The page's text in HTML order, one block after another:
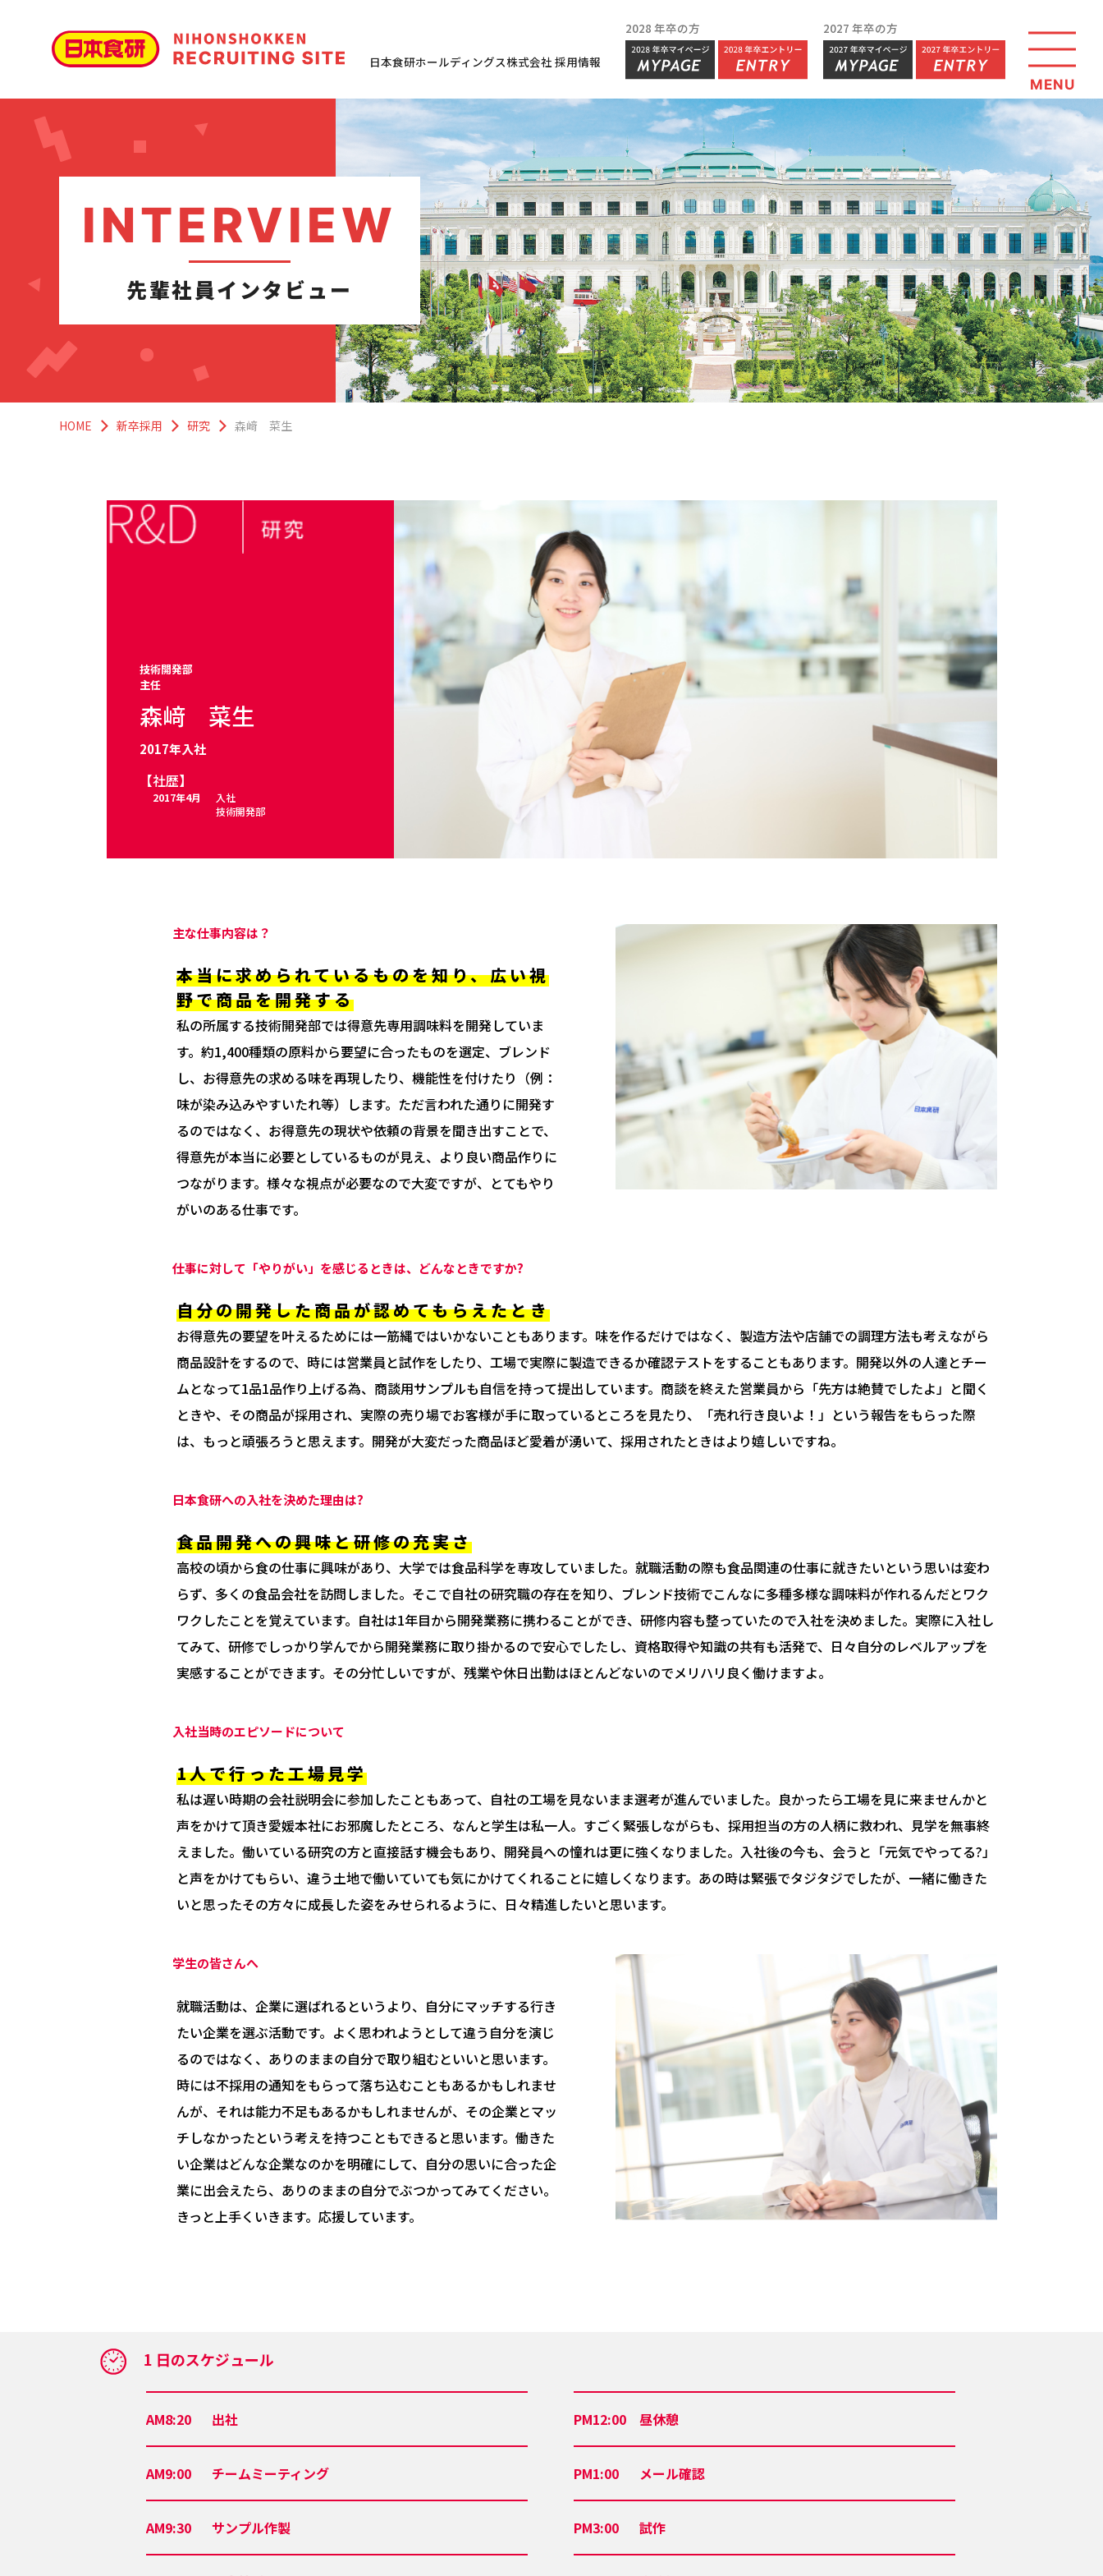
日本食研ホールディングス株式会社 採用情報
2028 年卒の方 2027 年卒の方
INTERVIEW
先輩社員インタビュー
HOME 新卒採用 研究 森﨑 菜生
技術開発部
主任
森﨑 菜生
2017年入社
【社歴】
2017年4月
入社
技術開発部
主な仕事内容は？
本当に求められているものを知り、広い視
野で商品を開発する
私の所属する技術開発部では得意先専用調味料を開発していま
す。約1,400種類の原料から要望に合ったものを選定、ブレンド
し、お得意先の求める味を再現したり、機能性を付けたり（例：
味が染み込みやすいたれ等）します。ただ言われた通りに開発す
るのではなく、お得意先の現状や依頼の背景を聞き出すことで、
得意先が本当に必要としているものが見え、より良い商品作りに
つながります。様々な視点が必要なので大変ですが、とてもやり
がいのある仕事です。
仕事に対して「やりがい」を感じるときは、どんなときですか?
自分の開発した商品が認めてもらえたとき
お得意先の要望を叶えるためには一筋縄ではいかないこともあります。味を作るだけではなく、製造方法や店舗での調理方法も考えながら
商品設計をするので、時には営業員と試作をしたり、工場で実際に製造できるか確認テストをすることもあります。開発以外の人達とチー
ムとなって1品1品作り上げる為、商談用サンプルも自信を持って提出しています。商談を終えた営業員から「先方は絶賛でしたよ」と聞く
ときや、その商品が採用され、実際の売り場でお客様が手に取っているところを見たり、「売れ行き良いよ！」という報告をもらった際
は、もっと頑張ろうと思えます。開発が大変だった商品ほど愛着が湧いて、採用されたときはより嬉しいですね。
日本食研への入社を決めた理由は?
食品開発への興味と研修の充実さ
高校の頃から食の仕事に興味があり、大学では食品科学を専攻していました。就職活動の際も食品関連の仕事に就きたいという思いは変わ
らず、多くの食品会社を訪問しました。そこで自社の研究職の存在を知り、ブレンド技術でこんなに多種多様な調味料が作れるんだとワク
ワクしたことを覚えています。自社は1年目から開発業務に携わることができ、研修内容も整っていたので入社を決めました。実際に入社し
てみて、研修でしっかり学んでから開発業務に取り掛かるので安心でしたし、資格取得や知識の共有も活発で、日々自分のレベルアップを
実感することができます。その分忙しいですが、残業や休日出勤はほとんどないのでメリハリ良く働けますよ。
入社当時のエピソードについて
1人で行った工場見学
私は遅い時期の会社説明会に参加したこともあって、自社の工場を見ないまま選考が進んでいました。良かったら工場を見に来ませんかと
声をかけて頂き愛媛本社にお邪魔したところ、なんと学生は私一人。すごく緊張しながらも、採用担当の方の人柄に救われ、見学を無事終
えました。働いている研究の方と直接話す機会もあり、開発員への憧れは更に強くなりました。入社後の今も、会うと「元気でやってる?」
と声をかけてもらい、違う土地で働いていても気にかけてくれることに嬉しくなります。あの時は緊張でタジタジでしたが、一緒に働きた
いと思ったその方々に成長した姿をみせられるように、日々精進したいと思います。
学生の皆さんへ
就職活動は、企業に選ばれるというより、自分にマッチする行き
たい企業を選ぶ活動です。よく思われようとして違う自分を演じ
るのではなく、ありのままの自分で取り組むといいと思います。
時には不採用の通知をもらって落ち込むこともあるかもしれませ
んが、それは能力不足もあるかもしれませんが、その企業とマッ
チしなかったという考えを持つこともできると思います。働きた
い企業はどんな企業なのかを明確にして、自分の思いに合った企
業に出会えたら、ありのままの自分でぶつかってみてください。
きっと上手くいきます。応援しています。
AM8:20 出社
AM9:00 チームミーティング
AM9:30 サンプル作製
PM12:00 昼休憩
PM1:00 メール確認
PM3:00 試作